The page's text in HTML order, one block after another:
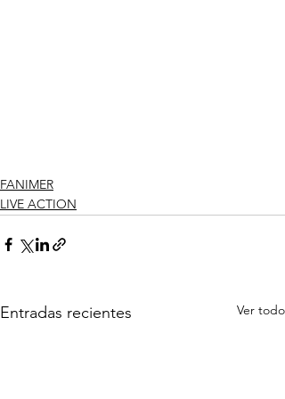
FANIMER
LIVE ACTION
Entradas recientes Ver todo